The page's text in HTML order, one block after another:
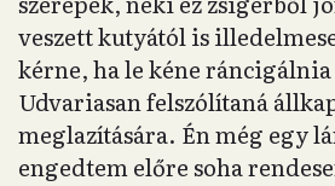
veszett kutyától is
kérne, ha le kéne
Udvariasan felszólítaná
meglazítására. Én még egy
engedtem előre soha